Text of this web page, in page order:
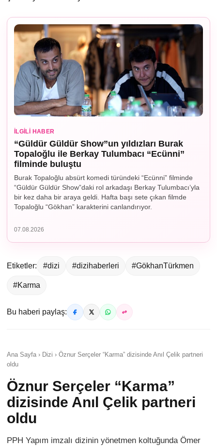
İLGILI HABER
“Güldür Güldür Show”un yıldızları Burak
Topaloğlu ile Berkay Tulumbacı “Ecünni”
filminde buluştu
Burak Topaloğlu absürt komedi türündeki “Ecünni” filminde
“Güldür Güldür Show”daki rol arkadaşı Berkay Tulumbacı’yla
bir kez daha bir araya geldi. Hafta başı sete çıkan filmde
Topaloğlu “Gökhan” karakterini canlandırıyor.
07.08.2026
Etiketler: #dizi #dizihaberleri #GökhanTürkmen
#Karma
Bu haberi paylaş:
Ana Sayfa › Dizi › Öznur Serçeler “Karma” dizisinde Anıl Çelik partneri
oldu
Öznur Serçeler “Karma”
dizisinde Anıl Çelik partneri
oldu
PPH Yapım imzalı dizinin yönetmen koltuğunda Ömer